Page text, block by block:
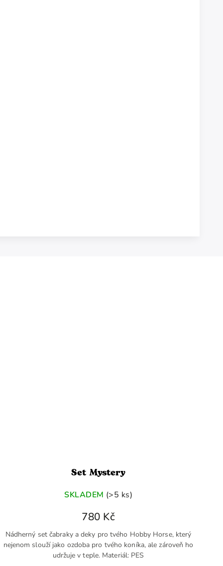
Set Mystery
SKLADEM (>5 ks)
780 Kč
Nádherný set čabraky a deky pro tvého Hobby Horse, který
nejenom slouží jako ozdoba pro tvého koníka, ale zároveň ho
udržuje v teple. Materiál: PES